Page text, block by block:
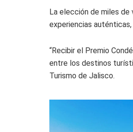
La elección de miles
experiencias
“Recibir el Premio
entre los destinos
Turismo de Jalisco.